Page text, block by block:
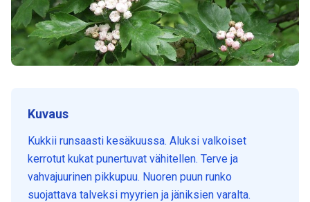
Kuvaus
Kukkii runsaasti kesäkuussa. Aluksi valkoiset
kerrotut kukat punertuvat vähitellen. Terve ja
vahvajuurinen pikkupuu. Nuoren puun runko
suojattava talveksi myyrien ja jäniksien varalta.